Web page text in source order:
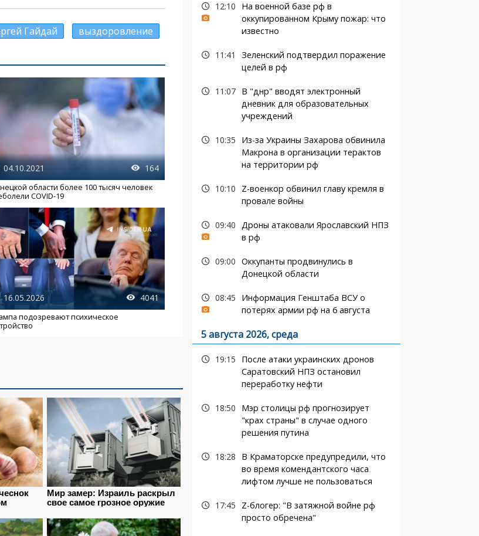
Гайдай выздоровление
04.10.2021 164
области более 100 тысяч человек
COVID-19
16.05.2026 4041
подозревают психическое
12:10
На военной базе рф в
оккупированном Крыму пожар: что
известно
11:41
Зеленский подтвердил поражение
целей в рф
11:07
В "днр" вводят электронный
дневник для образовательных
учреждений
10:35
Из-за Украины Захарова обвинила
Макрона в организации терактов
на территории рф
10:10
Z-военкор обвинил главу кремля в
провале войны
09:40 Дроны атаковали Ярославский НПЗ
в рф
09:00 Оккупанты продвинулись в
Донецкой области
08:45
Информация Генштаба ВСУ о
потерях армии рф на 6 августа
5 августа 2026, среда
19:15
После атаки украинских дронов
Саратовский НПЗ остановил
переработку нефти
18:50
Мэр столицы рф прогнозирует
"крах страны" в случае одного
решения путина
18:28
В Краматорске предупредили, что
во время комендантского часа
лифтом лучше не пользоваться
17:45
Z-блогер: "В затяжной войне рф
просто обречена"